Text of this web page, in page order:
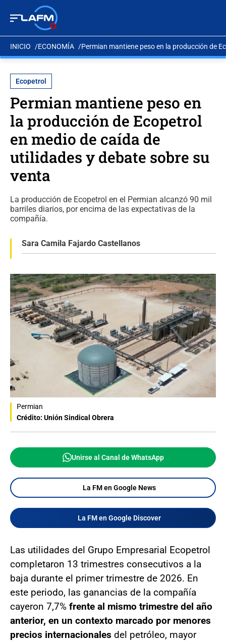
INICIO ECONOMÍA Permian mantiene peso en la producción de
Ecopetrol
Permian mantiene peso en
la producción de Ecopetrol
en medio de caída de
utilidades y debate sobre su
venta
La producción de Ecopetrol en el Permian alcanzó 90 mil
barriles diarios, por encima de las expectativas de la
compañía.
Sara Camila Fajardo Castellanos
Permian
Crédito: Unión Sindical Obrera
Unirse al Canal de WhatsApp
La FM en Google News
La FM en Google Discover
Las utilidades del Grupo Empresarial Ecopetrol
completaron 13 trimestres consecutivos a la
baja durante el primer trimestre de 2026. En
este periodo, las ganancias de la compañía
cayeron 7,7% frente al mismo trimestre del año
anterior, en un contexto marcado por menores
precios internacionales del petróleo, mayor